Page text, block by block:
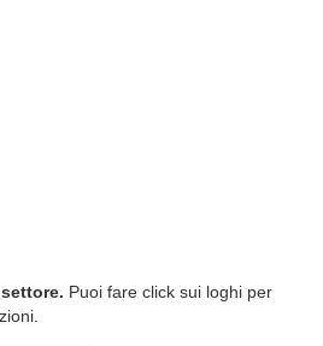
Puoi fare click sui loghi per